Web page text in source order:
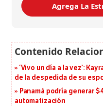
Agrega La
‘Vivo un día a la vez’:
de la despedida de su
Panamá podría generar
automatización